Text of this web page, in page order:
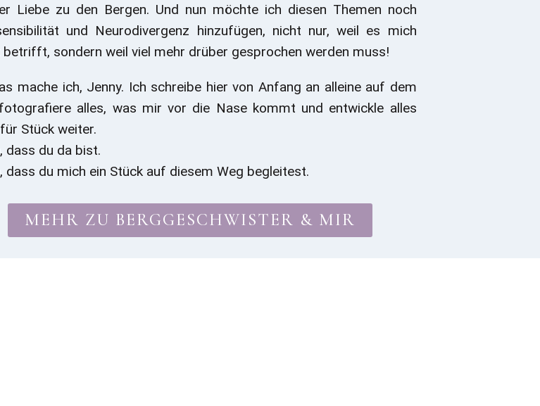
Liebe zu den Bergen. Und nun möchte ich diesen Themen noch
und Neurodivergenz hinzufügen, nicht nur, weil es mich
sondern weil viel mehr drüber gesprochen werden muss!
mache ich, Jenny. Ich schreibe hier von Anfang an alleine auf dem
alles, was mir vor die Nase kommt und entwickle alles
Stück weiter.
dass du da bist.
dass du mich ein Stück auf diesem Weg begleitest.
MEHR ZU BERGGESCHWISTER & MIR